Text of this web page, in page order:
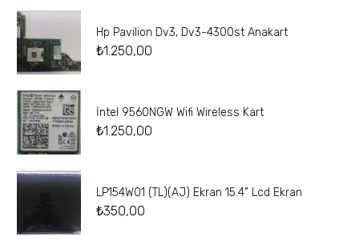
Hp Pavilion Dv3, Dv3-4300st Anakart
₺1.250,00
İntel 9560NGW Wifi Wireless Kart
₺1.250,00
LP154W01 (TL)(AJ) Ekran 15.4” Lcd Ekran
₺350,00